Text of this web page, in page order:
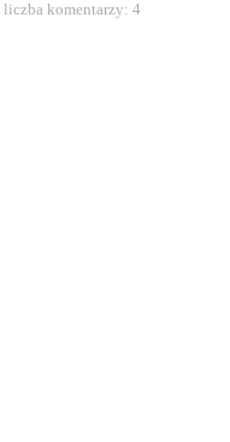
liczba komentarzy: 4